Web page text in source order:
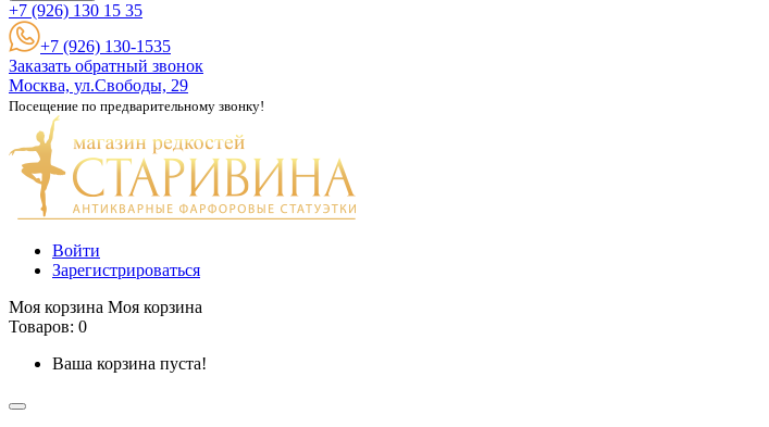
+7 (926) 130 15 35
+7 (926) 130-1535
Заказать обратный звонок
Москва, ул.Свободы, 29
Посещение по предварительному звонку!
Войти
Зарегистрироваться
Моя корзина Моя корзина
Товаров: 0
Ваша корзина пуста!